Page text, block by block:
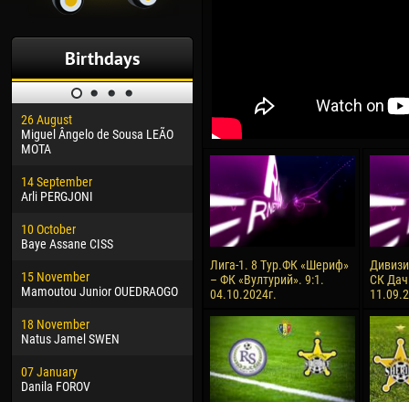
Birthdays
26 August
Miguel Ângelo de Sousa LEÃO
MOTA
14 September
Arli PERGJONI
10 October
Baye Assane CISS
15 November
Mamoutou Junior OUEDRAOGO
18 November
Natus Jamel SWEN
07 January
Danila FOROV
30 January
Dhoraso Moreo KLAS
24 February
Vladislav COSTIN
02 March
Veaceslav COZMA
09 March
Emmanuel AFETSE
Jayder Moreno ASPRILLA
22 March
Samba KONÉ
04
13
24
15
28
Лига-1. 8 Тур.ФК «Шериф»
– ФК «Вултурий». 9:1.
04.10.2024г.
СК